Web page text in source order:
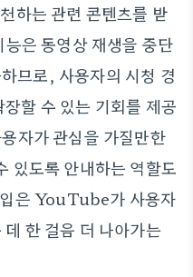
하는 관련 콘텐츠를 받
은 동영상 재생을 중단
므로, 사용자의 시청 경
할 수 있는 기회를 제공
자가 관심을 가질만한
있도록 안내하는 역할도
은 YouTube가 사용자
한 걸음 더 나아가는